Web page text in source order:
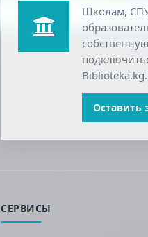
Школам,
Biblioteka.kg.
Оставить
СЕРВИСЫ